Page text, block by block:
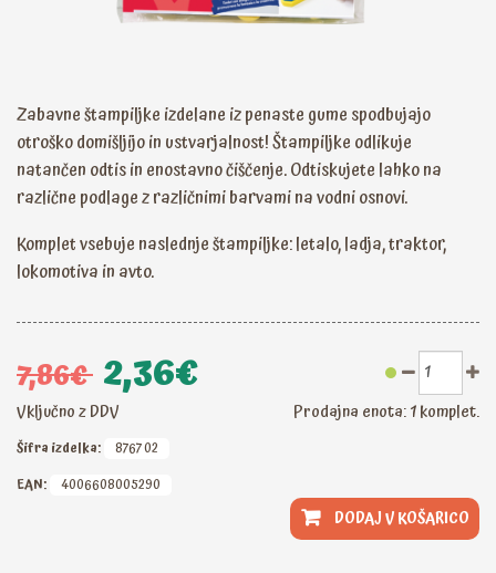
Zabavne štampiljke izdelane iz penaste gume spodbujajo
otroško domišljijo in ustvarjalnost! Štampiljke odlikuje
natančen odtis in enostavno čiščenje. Odtiskujete lahko na
različne podlage z različnimi barvami na vodni osnovi.
Komplet vsebuje naslednje štampiljke: letalo, ladja, traktor,
lokomotiva in avto.
7,86€ 2,36€
Vključno z DDV Prodajna enota: 1 komplet.
Šifra izdelka:
8767 02
EAN:
4006608005290
DODAJ V KOŠARICO